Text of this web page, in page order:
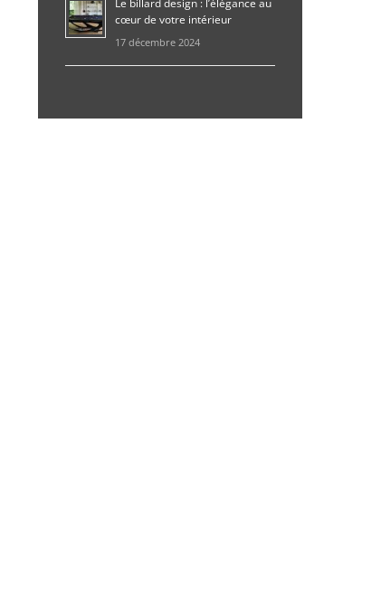
Le billard design : l’élégance au
cœur de votre intérieur
17 décembre 2024